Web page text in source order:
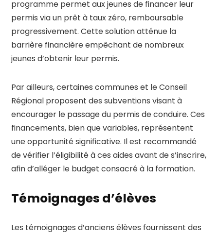
programme permet aux jeunes de financer leur
permis via un prêt à taux zéro, remboursable
progressivement. Cette solution atténue la
barrière financière empêchant de nombreux
jeunes d’obtenir leur permis.
Par ailleurs, certaines communes et le Conseil
Régional proposent des subventions visant à
encourager le passage du permis de conduire. Ces
financements, bien que variables, représentent
une opportunité significative. Il est recommandé
de vérifier l’éligibilité à ces aides avant de s’inscrire,
afin d’alléger le budget consacré à la formation.
Témoignages d’élèves
Les témoignages d’anciens élèves fournissent des